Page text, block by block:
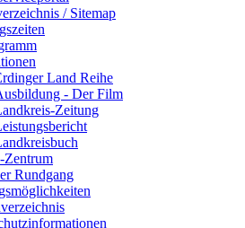
/ Sitemap
Land Reihe
- Der Film
Zeitung
Zentrum
Rundgang